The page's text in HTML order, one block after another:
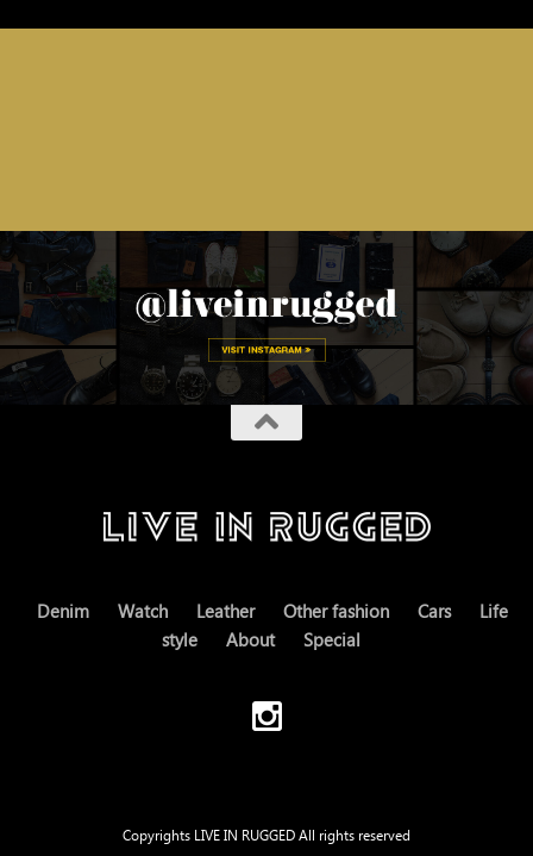
Denim Watch Leather Other fashion Cars
Life
style
About Special
Copyrights LIVE IN RUGGED All rights reserved